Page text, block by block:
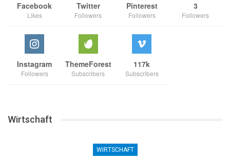
Facebook
Likes
Twitter
Followers
Pinterest
Followers
3
Followers
Instagram
Followers
ThemeForest
Subscribers
117k
Subscribers
Wirtschaft
WIRTSCHAFT